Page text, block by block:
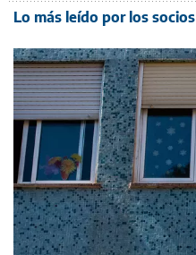
Lo más leído por los socios